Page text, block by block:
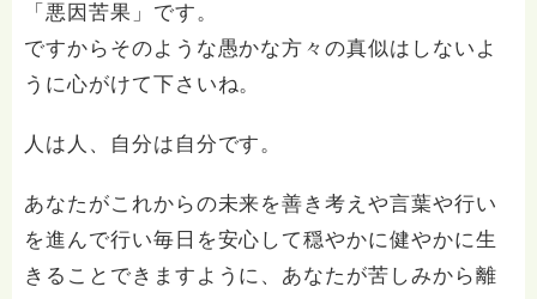
「悪因苦果」です。
ですからそのような愚かな方々の真似はしないよ
うに心がけて下さいね。
人は人、自分は自分です。
あなたがこれからの未来を善き考えや言葉や行い
を進んで行い毎日を安心して穏やかに健やかに生
きることできますように、あなたが苦しみから離